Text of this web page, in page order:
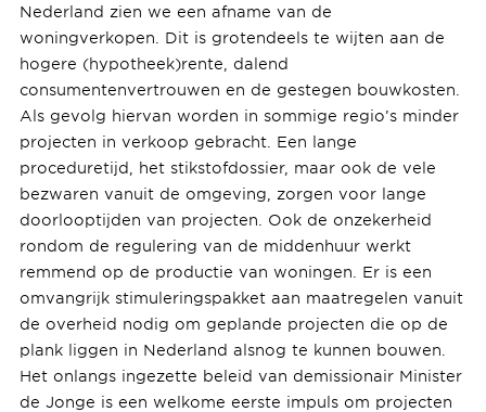
Nederland zien we een afname van de
woningverkopen. Dit is grotendeels te wijten aan de
hogere (hypotheek)rente, dalend
consumentenvertrouwen en de gestegen bouwkosten.
Als gevolg hiervan worden in sommige regio’s minder
projecten in verkoop gebracht. Een lange
proceduretijd, het stikstofdossier, maar ook de vele
bezwaren vanuit de omgeving, zorgen voor lange
doorlooptijden van projecten. Ook de onzekerheid
rondom de regulering van de middenhuur werkt
remmend op de productie van woningen. Er is een
omvangrijk stimuleringspakket aan maatregelen vanuit
de overheid nodig om geplande projecten die op de
plank liggen in Nederland alsnog te kunnen bouwen.
Het onlangs ingezette beleid van demissionair Minister
de Jonge is een welkome eerste impuls om projecten